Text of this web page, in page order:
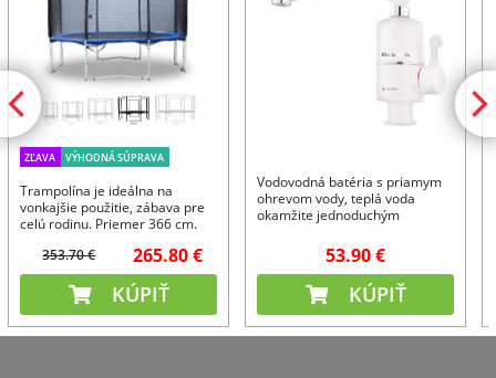
ZĽAVA VÝHODNÁ SÚPRAVA
Trampolína je ideálna na
vonkajšie použitie, zábava pre
celú rodinu. Priemer 366 cm.
353.70 €
265.80 €
KÚPIŤ
Vodovodná batéria s priamym
ohrevom vody, teplá voda
okamžite jednoduchým
53.90 €
KÚPIŤ